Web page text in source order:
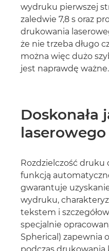
wydruku pierwszej
zaledwie 7,8 s oraz
drukowania
że nie trzeba długo
można więc dużo
jest naprawdę ważne.
Doskonała
laserowego
Rozdzielczość druku
funkcją
gwarantuje
wydruku,
tekstem i
specjalnie
Spherical) zapewnia